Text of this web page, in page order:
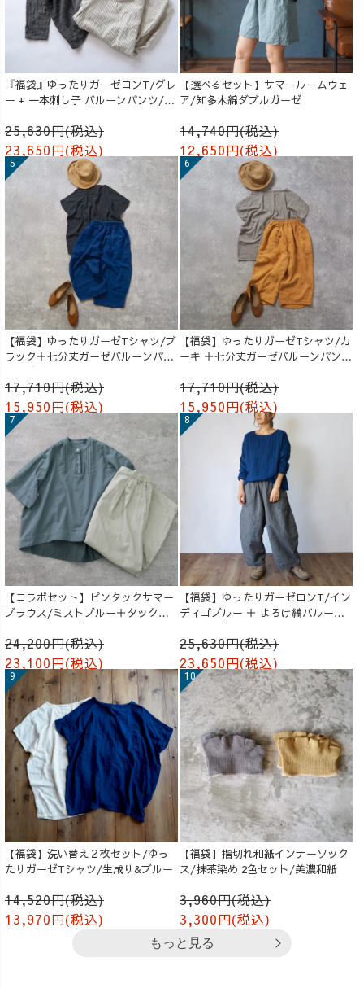
『福袋』ゆったりガーゼロンT/グレ
ー + 一本刺し子 バルーンパンツ/生
25,630円(税込)
23,650円(税込)
【選べるセット】サマールームウェ
ア/知多木綿ダブルガーゼ
14,740円(税込)
12,650円(税込)
【福袋】ゆったりガーゼTシャツ/ブ
ラック＋七分丈ガーゼバルーンパン
ツ /ブルー
17,710円(税込)
15,950円(税込)
【福袋】ゆったりガーゼTシャツ/カ
ーキ ＋七分丈ガーゼバルーンパンツ
17,710円(税込)
15,950円(税込)
【コラボセット】ピンタックサマー
ブラウス/ミストブルー＋タックバ
ルーンパンツ/グレージュ
24,200円(税込)
23,100円(税込)
【福袋】ゆったりガーゼロンT/イン
ディゴブルー ＋ よろけ縞バルーン
パンツ/グレー
25,630円(税込)
23,650円(税込)
【福袋】洗い替え２枚セット/ゆっ
たりガーゼTシャツ/生成り&ブルー
14,520円(税込)
13,970円(税込)
【福袋】指切れ和紙インナーソック
ス/抹茶染め 2色セット/美濃和紙
3,960円(税込)
3,300円(税込)
もっと見る